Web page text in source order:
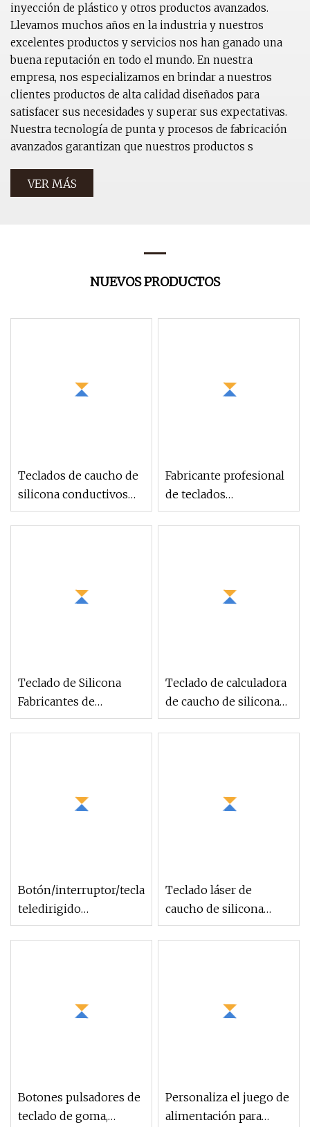
inyección de plástico y otros productos avanzados.
Llevamos muchos años en la industria y nuestros
excelentes productos y servicios nos han ganado una
buena reputación en todo el mundo. En nuestra
empresa, nos especializamos en brindar a nuestros
clientes productos de alta calidad diseñados para
satisfacer sus necesidades y superar sus expectativas.
Nuestra tecnología de punta y procesos de fabricación
avanzados garantizan que nuestros productos s
VER MÁS
NUEVOS PRODUCTOS
Teclados de caucho de
silicona conductivos
OEM personalizados
Fabricante profesional
de teclados
personalizados de
Teclado de Silicona
Fabricantes de
Teclados de Goma
Teclado de calculadora
de caucho de silicona
atóxico
Botón/interruptor/teclado
teledirigido
modificado para
membrana del cojín
Teclado láser de
caucho de silicona
colorido de alta calidad
Botones pulsadores de
teclado de goma,
Personaliza el juego de
alimentación para